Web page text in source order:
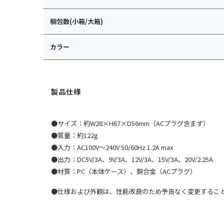
梱包数(小箱/大箱)
カラー
●サイズ：約W28×H67×D56mm（ACプラグ含まず）
●質量：約122g
●入力：AC100V〜240V 50/60Hz 1.2A max
●出力：DC5V/3A、9V/3A、12V/3A、15V/3A、20V/2.25A
●材質：PC（本体ケース）、銅合金（ACプラグ）
●仕様および外観は、性能改良のため予告なく変更するこ